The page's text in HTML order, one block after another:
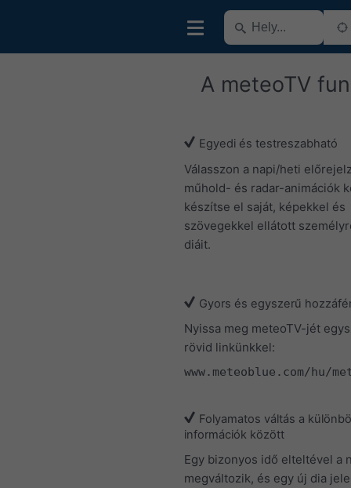
A meteoTV
Egyedi és testreszabható
Válasszon a napi/heti
műhold- és radar-animációk
készítse el saját, képekkel és
szövegekkel ellátott
diáit.
Gyors és egyszerű
Nyissa meg meteoTV-jét
rövid linkünkkel:
www.meteoblue.com/hu/
Folyamatos váltás a
információk között
Egy bizonyos idő elteltével a
megváltozik, és egy új dia